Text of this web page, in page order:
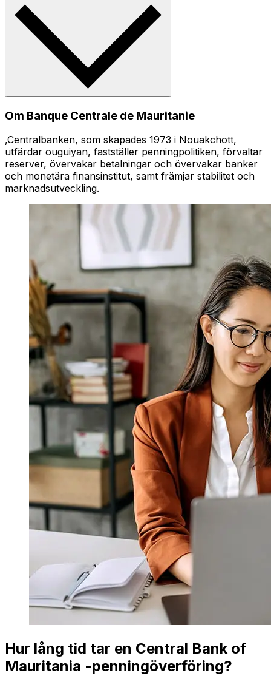
Om Banque Centrale de Mauritanie
,Centralbanken, som skapades 1973 i Nouakchott,
utfärdar ouguiyan, fastställer penningpolitiken, förvaltar
reserver, övervakar betalningar och övervakar banker
och monetära finansinstitut, samt främjar stabilitet och
marknadsutveckling.
Hur lång tid tar en Central Bank of
Mauritania -penningöverföring?